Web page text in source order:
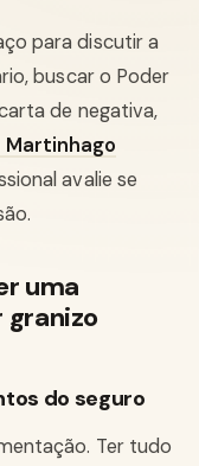
para discutir a
buscar o Poder
de negativa,
avalie se
uma
granizo
do seguro
Ter tudo